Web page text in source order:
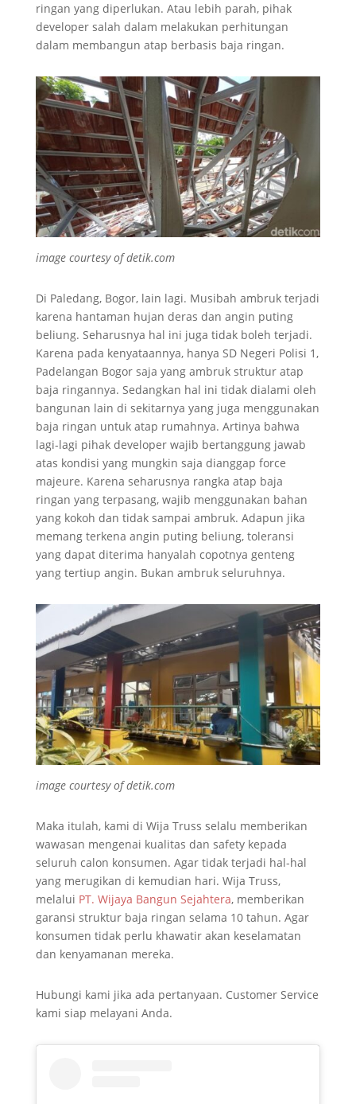
ringan yang diperlukan. Atau lebih parah, pihak
developer salah dalam melakukan perhitungan
dalam membangun atap berbasis baja ringan.
image courtesy of detik.com
Di Paledang, Bogor, lain lagi. Musibah ambruk terjadi
karena hantaman hujan deras dan angin puting
beliung. Seharusnya hal ini juga tidak boleh terjadi.
Karena pada kenyataannya, hanya SD Negeri Polisi 1,
Padelangan Bogor saja yang ambruk struktur atap
baja ringannya. Sedangkan hal ini tidak dialami oleh
bangunan lain di sekitarnya yang juga menggunakan
baja ringan untuk atap rumahnya. Artinya bahwa
lagi-lagi pihak developer wajib bertanggung jawab
atas kondisi yang mungkin saja dianggap force
majeure. Karena seharusnya rangka atap baja
ringan yang terpasang, wajib menggunakan bahan
yang kokoh dan tidak sampai ambruk. Adapun jika
memang terkena angin puting beliung, toleransi
yang dapat diterima hanyalah copotnya genteng
yang tertiup angin. Bukan ambruk seluruhnya.
image courtesy of detik.com
Maka itulah, kami di Wija Truss selalu memberikan
wawasan mengenai kualitas dan safety kepada
seluruh calon konsumen. Agar tidak terjadi hal-hal
yang merugikan di kemudian hari. Wija Truss,
melalui PT. Wijaya Bangun Sejahtera, memberikan
garansi struktur baja ringan selama 10 tahun. Agar
konsumen tidak perlu khawatir akan keselamatan
dan kenyamanan mereka.
Hubungi kami jika ada pertanyaan. Customer Service
kami siap melayani Anda.